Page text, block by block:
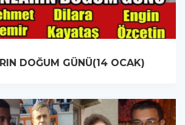
DOĞUM GÜNÜ(14 OCAK)